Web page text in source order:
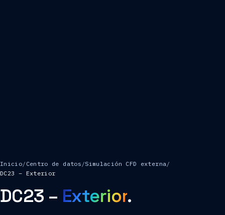
Inicio/ Centro de datos /Simulación CFD externa/
DC23 – Exterior
DC23 – Exterior.